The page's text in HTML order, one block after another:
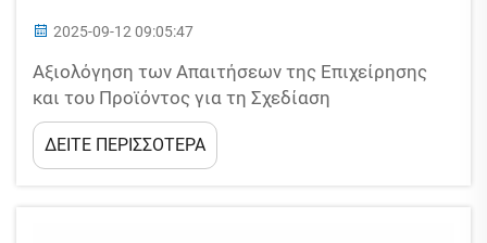
2025-09-12 09:05:47
Αξιολόγηση των Απαιτήσεων της Επιχείρησης
και του Προϊόντος για τη Σχεδίαση
Προσαρμοσμένων Γραμμών Κουτιών. Η
διαδικασία σχεδίασης μιας προσαρμοσμένης
γραμμής κουτιών από χαρτόνι ωδικού σχήματος
ΔΕΙΤΕ ΠΕΡΙΣΣΟΤΕΡΑ